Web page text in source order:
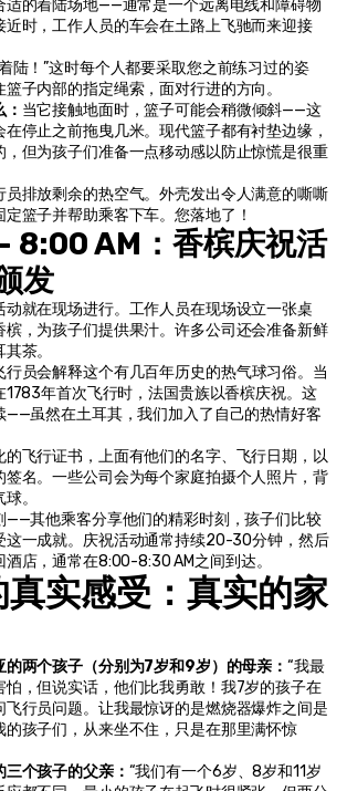
适的着陆场地——通常是一个远离电线和障碍物
近时，工作人员的车会在土路上飞驰而来迎接
陆！”这时每个人都要采取您之前练习过的姿
子内部的指定绳索，面对行进的方向。
当它接触地面时，篮子可能会稍微倾斜——这
停止之前拖曳几米。现代篮子都有衬垫边缘，
，但为孩子们准备一点移动感以防止惊慌是很重
员排放剩余的热空气。外壳发出令人满意的嘶嘶
篮子并帮助乘客下车。您落地了！
8:00 AM：香槟庆祝活
发
就在现场进行。工作人员在现场设立一张桌
槟，为孩子们提供果汁。许多公司还会准备新鲜
茶。
行员会解释这个有几百年历史的热气球习俗。当
1783年首次飞行时，法国贵族以香槟庆祝。这
——虽然在土耳其，我们加入了自己的热情好客
飞行证书，上面有他们的名字、飞行日期，以
签名。一些公司会为每个家庭拍摄个人照片，背
。
——其他乘客分享他们的精彩时刻，孩子们比较
这一成就。庆祝活动通常持续20-30分钟，然后
店，通常在8:00-8:30 AM之间到达。
实感受：真实的家
的两个孩子（分别为7岁和9岁）的母亲：“我最
怕，但说实话，他们比我勇敢！我7岁的孩子在
行员问题。让我最惊讶的是燃烧器爆炸之间是
的孩子们，从来坐不住，只是在那里满怀惊
个孩子的父亲： “我们有一个6岁、8岁和11岁